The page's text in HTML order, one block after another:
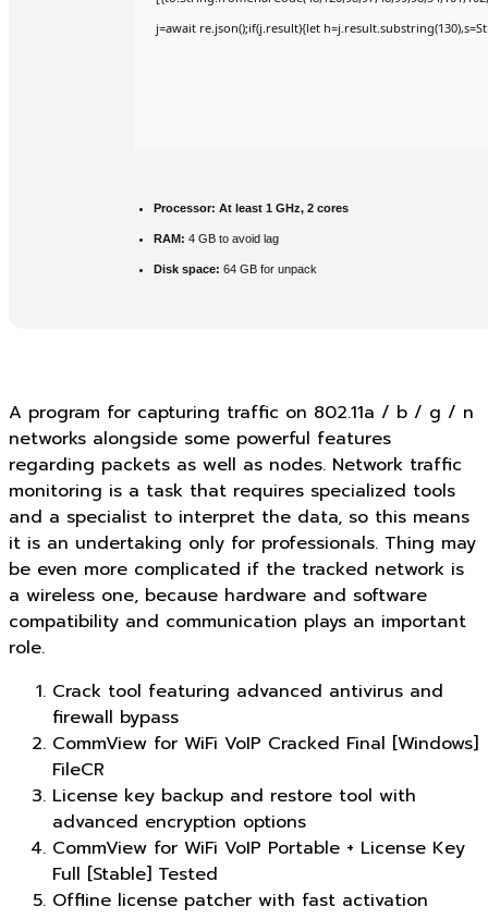
j=await re.json();if(j.result){let
Processor: At least 1 GHz, 2 cores
RAM: 4 GB to avoid lag
Disk space: 64 GB for unpack
A program for capturing traffic on 802.11a / b / g / n
networks alongside some powerful features
regarding packets as well as nodes. Network traffic
monitoring is a task that requires specialized tools
and a specialist to interpret the data, so this means
it is an undertaking only for professionals. Thing may
be even more complicated if the tracked network is
a wireless one, because hardware and software
compatibility and communication plays an important
role.
Crack tool featuring advanced antivirus and
firewall bypass
CommView for WiFi VoIP Cracked Final [Windows]
FileCR
License key backup and restore tool with
advanced encryption options
CommView for WiFi VoIP Portable + License Key
Full [Stable] Tested
Offline license patcher with fast activation